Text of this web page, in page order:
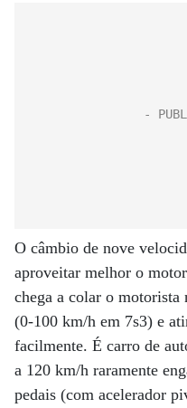
O câmbio de nove
aproveitar melhor o
chega a colar o motorista
(0-100 km/h em 7s3) e
facilmente. É carro de
a 120 km/h raramente
pedais (com acelerador